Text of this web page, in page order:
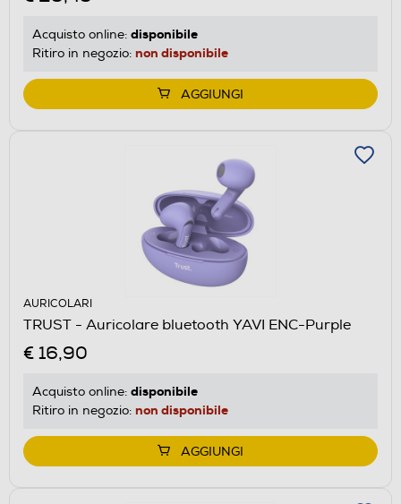
Acquisto online: disponibile
Ritiro in negozio: non disponibile
AGGIUNGI
AURICOLARI
TRUST - Auricolare bluetooth YAVI ENC-Purple
€ 16,90
Acquisto online: disponibile
Ritiro in negozio: non disponibile
AGGIUNGI